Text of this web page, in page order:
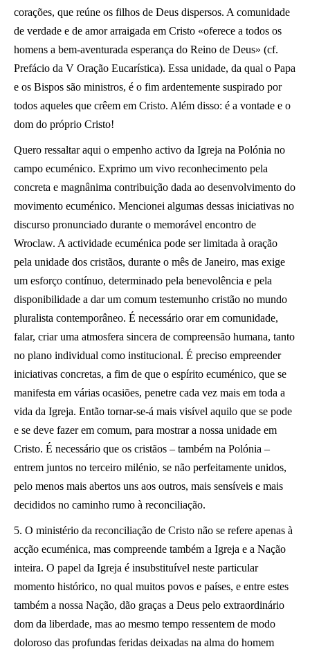
corações, que reúne os filhos de Deus dispersos. A comunidade
de verdade e de amor arraigada em Cristo «oferece a todos os
homens a bem-aventurada esperança do Reino de Deus» (cf.
Prefácio da V Oração Eucarística). Essa unidade, da qual o Papa
e os Bispos são ministros, é o fim ardentemente suspirado por
todos aqueles que crêem em Cristo. Além disso: é a vontade e o
dom do próprio Cristo!
Quero ressaltar aqui o empenho activo da Igreja na Polónia no
campo ecuménico. Exprimo um vivo reconhecimento pela
concreta e magnânima contribuição dada ao desenvolvimento do
movimento ecuménico. Mencionei algumas dessas iniciativas no
discurso pronunciado durante o memorável encontro de
Wroclaw. A actividade ecuménica pode ser limitada à oração
pela unidade dos cristãos, durante o mês de Janeiro, mas exige
um esforço contínuo, determinado pela benevolência e pela
disponibilidade a dar um comum testemunho cristão no mundo
pluralista contemporâneo. É necessário orar em comunidade,
falar, criar uma atmosfera sincera de compreensão humana, tanto
no plano individual como institucional. É preciso empreender
iniciativas concretas, a fim de que o espírito ecuménico, que se
manifesta em várias ocasiões, penetre cada vez mais em toda a
vida da Igreja. Então tornar-se-á mais visível aquilo que se pode
e se deve fazer em comum, para mostrar a nossa unidade em
Cristo. É necessário que os cristãos – também na Polónia –
entrem juntos no terceiro milénio, se não perfeitamente unidos,
pelo menos mais abertos uns aos outros, mais sensíveis e mais
decididos no caminho rumo à reconciliação.
5. O ministério da reconciliação de Cristo não se refere apenas à
acção ecuménica, mas compreende também a Igreja e a Nação
inteira. O papel da Igreja é insubstituível neste particular
momento histórico, no qual muitos povos e países, e entre estes
também a nossa Nação, dão graças a Deus pelo extraordinário
dom da liberdade, mas ao mesmo tempo ressentem de modo
doloroso das profundas feridas deixadas na alma do homem